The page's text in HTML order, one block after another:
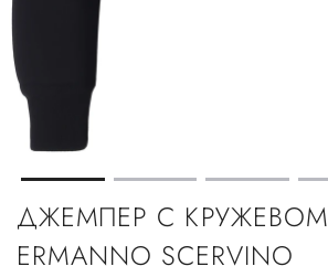
ДЖЕМПЕР С КРУЖЕВОМ
ERMANNO SCERVINO